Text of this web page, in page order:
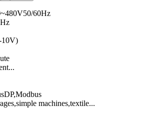
~480V50/60Hz
Hz
10V)
...
DP,Modbus
,simple machines,textile...